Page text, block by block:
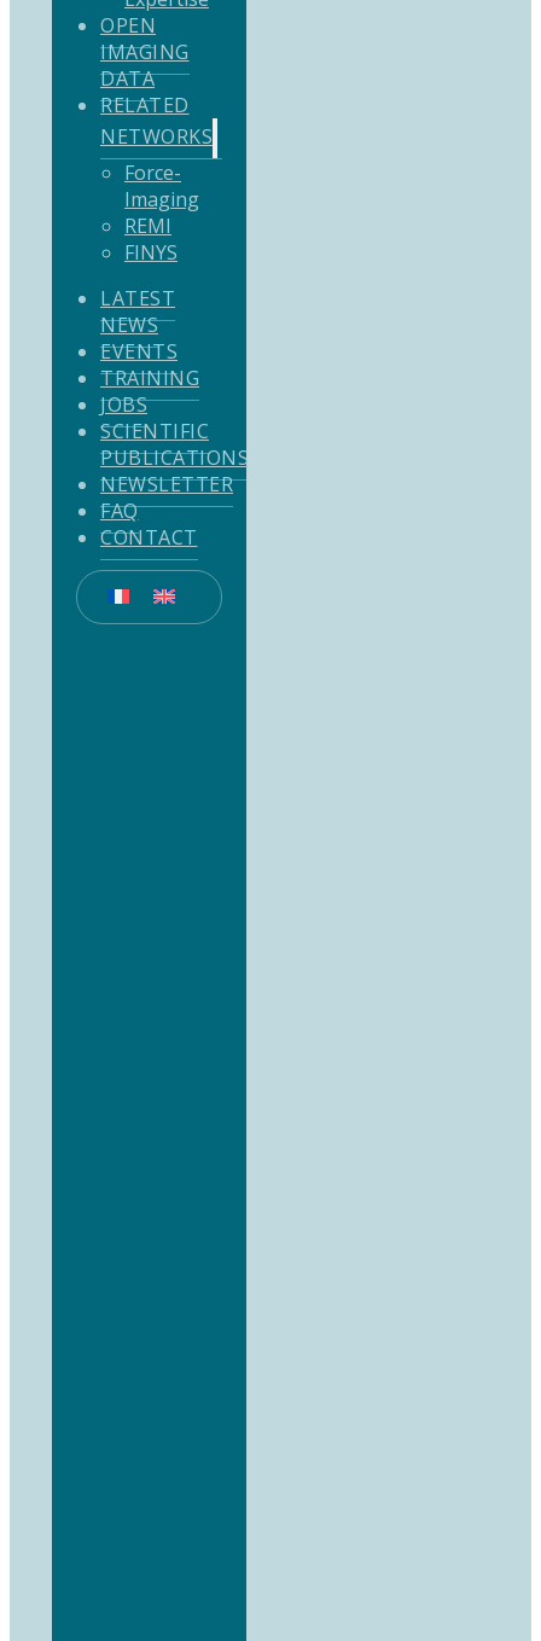
OPEN
IMAGING
DATA
RELATED
NETWORKS
Force-
Imaging
REMI
FINYS
LATEST
NEWS
EVENTS
TRAINING
JOBS
SCIENTIFIC
PUBLICATIONS
NEWSLETTER
FAQ
CONTACT